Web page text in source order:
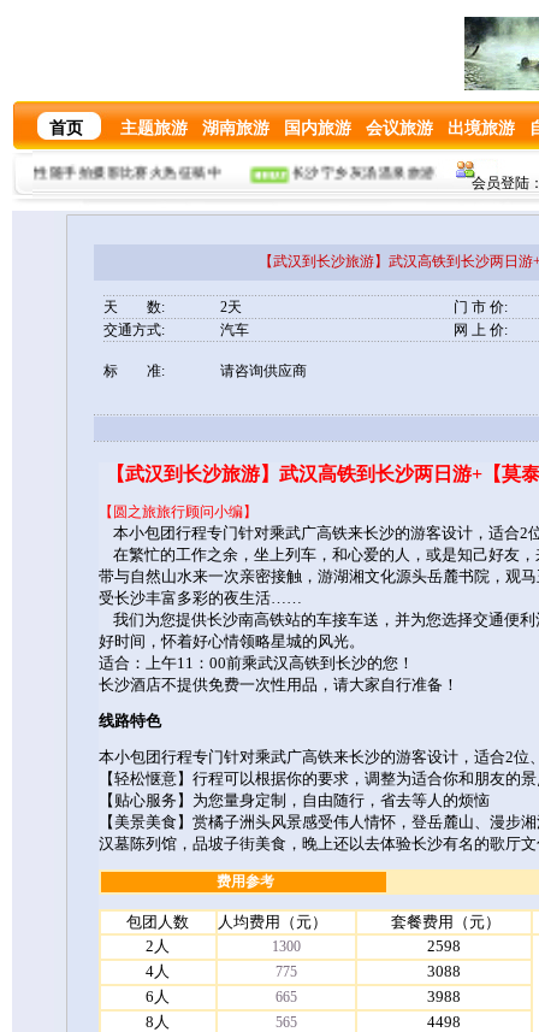
首页 主题旅游 湖南旅游 国内旅游 会议旅游 出境旅游
性随手拍摄影比赛火热征稿中 长沙宁乡灰汤温泉旅游攻略 长
会员登陆
【武汉到长沙旅游】武汉高铁到长沙两日
天 数: 2天
门 市 价:
交通方式:
汽车 网 上 价:
标 准: 请咨询供应商
【武汉到长沙旅游】武汉高铁到长沙两日游+【莫
【圆之旅旅行顾问小编】
本小包团行程专门针对乘武广高铁来长沙的游客设计，适合2
在繁忙的工作之余，坐上列车，和心爱的人，或是知己好友
带与自然山水来一次亲密接触，游湖湘文化源头岳麓书院，观
受长沙丰富多彩的夜生活……
我们为您提供长沙南高铁站的车接车送，并为您选择交通便
好时间，怀着好心情领略星城的风光。
适合：上午11：00前乘武汉高铁到长沙的您！
长沙酒店不提供免费一次性用品，请大家自行准备！
线路特色
本小包团行程专门针对乘武广高铁来长沙的游客设计，适合2
【轻松惬意】行程可以根据你的要求，调整为适合你和朋友的
【贴心服务】为您量身定制，自由随行，省去等人的烦恼
【美景美食】赏橘子洲头风景感受伟人情怀，登岳麓山、漫步
汉墓陈列馆，品坡子街美食，晚上还以去体验长沙有名的歌厅
费用参考
包团人数 人均费用（元）
套餐费用（元）
2人
1300
2598
4人
775
3088
6人
665
3988
8人
565
4498